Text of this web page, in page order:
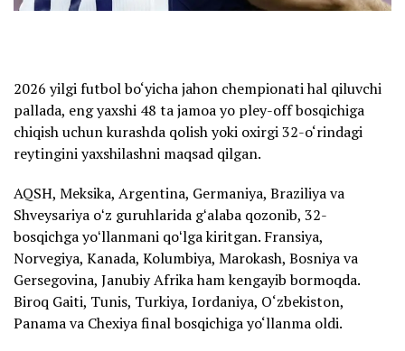
2026 yilgi futbol bo‘yicha jahon chempionati hal qiluvchi
pallada, eng yaxshi 48 ta jamoa yo pley-off bosqichiga
chiqish uchun kurashda qolish yoki oxirgi 32-o‘rindagi
reytingini yaxshilashni maqsad qilgan.
AQSH, Meksika, Argentina, Germaniya, Braziliya va
Shveysariya oʻz guruhlarida gʻalaba qozonib, 32-
bosqichga yoʻllanmani qoʻlga kiritgan. Fransiya,
Norvegiya, Kanada, Kolumbiya, Marokash, Bosniya va
Gersegovina, Janubiy Afrika ham kengayib bormoqda.
Biroq Gaiti, Tunis, Turkiya, Iordaniya, O‘zbekiston,
Panama va Chexiya final bosqichiga yo‘llanma oldi.